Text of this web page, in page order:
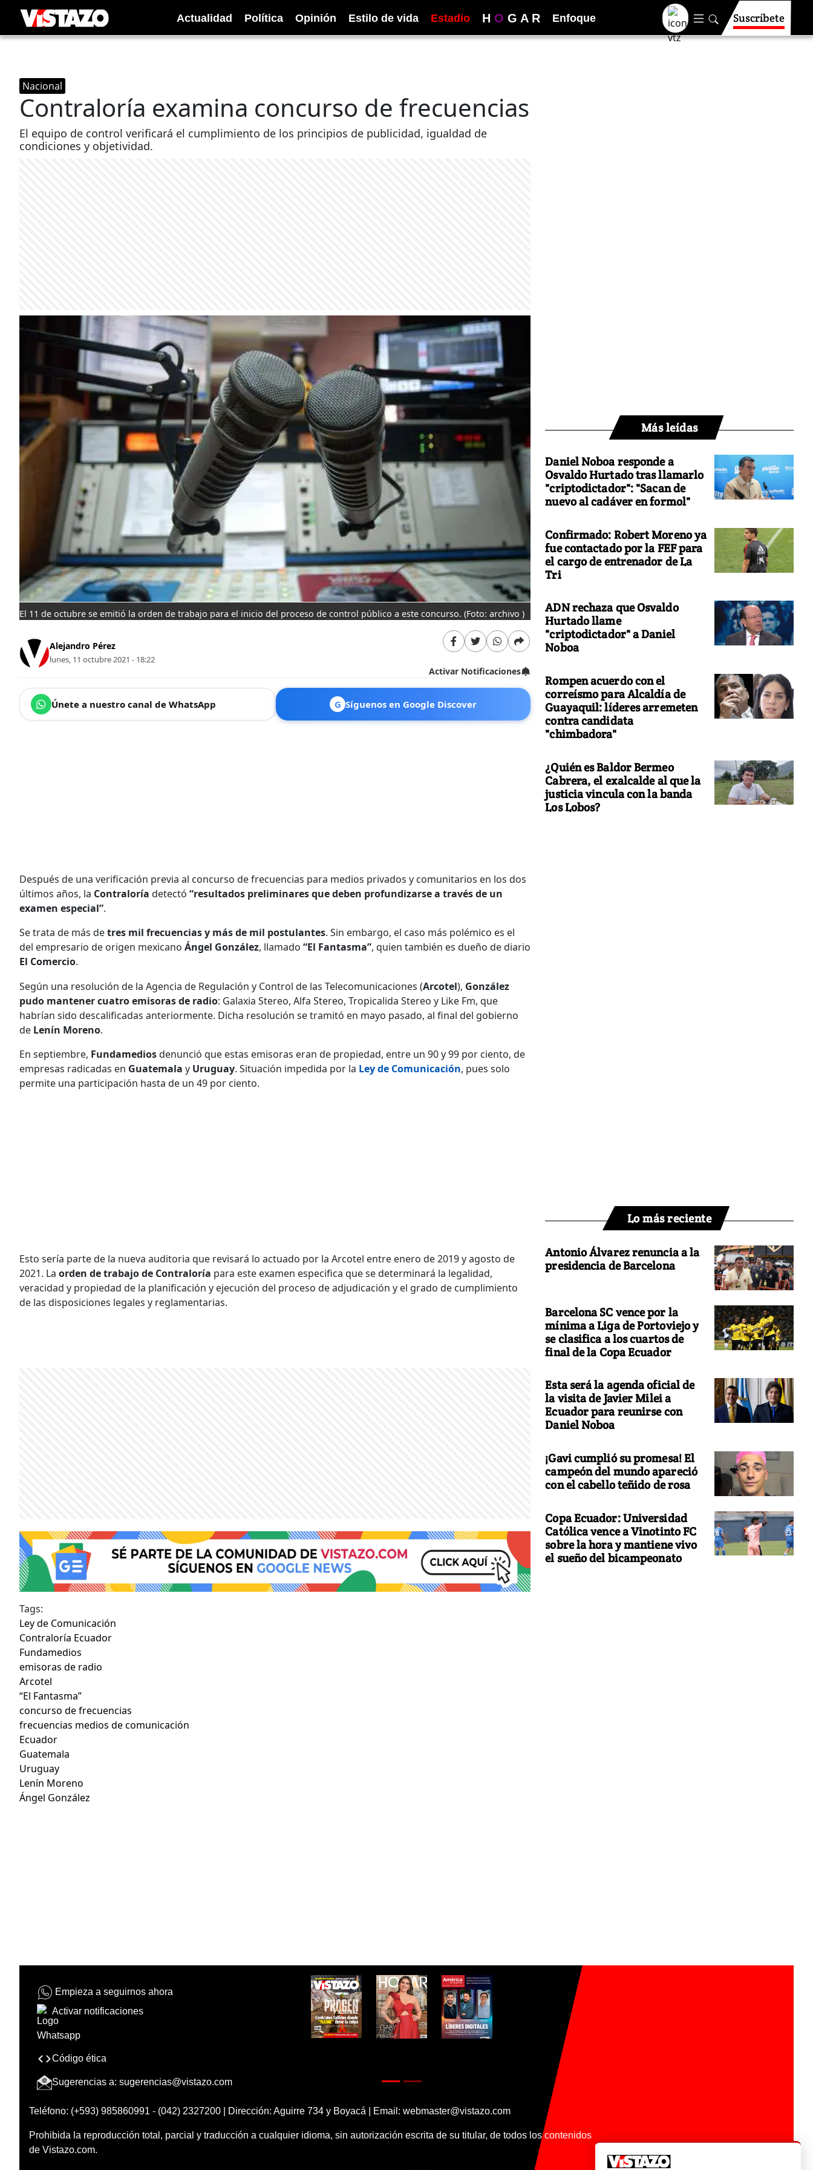
Actualidad Política Opinión Estilo de vida Estadio H O G A R Enfoque Suscríbete
Nacional
Contraloría examina concurso de frecuencias
El equipo de control verificará el cumplimiento de los principios de publicidad, igualdad de
condiciones y objetividad.
El 11 de octubre se emitió la orden de trabajo para el inicio del proceso de control público a este concurso. (Foto: archivo )
Alejandro Pérez
lunes, 11 octubre 2021 - 18:22
Activar Notificaciones
Únete a nuestro canal de WhatsApp G Síguenos en Google Discover
Después de una verificación previa al concurso de frecuencias para medios privados y comunitarios en los dos
últimos años, la Contraloría detectó “resultados preliminares que deben profundizarse a través de un
examen especial”.
Se trata de más detres mil frecuencias y más de mil postulantes. Sin embargo, el caso más polémico es el
del empresario de origen mexicano Ángel González, llamado “El Fantasma”, quien también es dueño de diario
El Comercio.
Según una resolución de la Agencia de Regulación y Control de las Telecomunicaciones (Arcotel), González
pudo mantener cuatro emisoras de radio: Galaxia Stereo, Alfa Stereo, Tropicalida Stereo y Like Fm, que
habrían sido descalificadas anteriormente. Dicha resolución se tramitó en mayo pasado, al final del gobierno
de Lenín Moreno.
En septiembre, Fundamediosdenunció que estas emisoras eran de propiedad, entre un 90 y 99 por ciento, de
empresas radicadas en Guatemala y Uruguay. Situación impedida por la Ley de Comunicación, pues solo
permite una participación hasta de un 49 por ciento.
Esto sería parte de la nueva auditoria que revisará lo actuado por la Arcotel entre enero de 2019 y agosto de
2021. La orden de trabajo de Contraloría para este examen especifica que se determinará la legalidad,
veracidad y propiedad de la planificación y ejecución del proceso de adjudicación y el grado de cumplimiento
de las disposiciones legales y reglamentarias.
Tags:
Ley de Comunicación
Contraloría Ecuador
Fundamedios
emisoras de radio
Arcotel
“El Fantasma”
concurso de frecuencias
frecuencias medios de comunicación
Ecuador
Guatemala
Uruguay
Lenín Moreno
Ángel González
Más leídas
Daniel Noboa responde a
Osvaldo Hurtado tras llamarlo
"criptodictador": "Sacan de
nuevo al cadáver en formol"
Confirmado: Robert Moreno ya
fue contactado por la FEF para
el cargo de entrenador de La
Tri
ADN rechaza que Osvaldo
Hurtado llame
"criptodictador" a Daniel
Noboa
Rompen acuerdo con el
correísmo para Alcaldía de
Guayaquil: líderes arremeten
contra candidata
"chimbadora"
¿Quién es Baldor Bermeo
Cabrera, el exalcalde al que la
justicia vincula con la banda
Los Lobos?
Lo más reciente
Antonio Álvarez renuncia a la
presidencia de Barcelona
Barcelona SC vence por la
mínima a Liga de Portoviejo y
se clasifica a los cuartos de
final de la Copa Ecuador
Esta será la agenda oficial de
la visita de Javier Milei a
Ecuador para reunirse con
Daniel Noboa
¡Gavi cumplió su promesa! El
campeón del mundo apareció
con el cabello teñido de rosa
Copa Ecuador: Universidad
Católica vence a Vinotinto FC
sobre la hora y mantiene vivo
el sueño del bicampeonato
Empieza a seguirnos ahora
Activar notificaciones
Código ética
Sugerencias a: sugerencias@vistazo.com
Teléfono: (+593) 985860991 - (042) 2327200 | Dirección: Aguirre 734 y Boyacá | Email: webmaster@vistazo.com
Prohibida la reproducción total, parcial y traducción a cualquier idioma, sin autorización escrita de su titular, de todos los contenidos
de Vistazo.com.